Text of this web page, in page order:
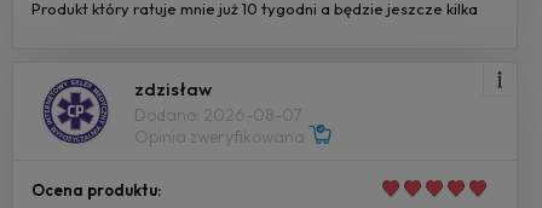
Produkt który ratuje mnie już 10 tygodni a będzie jeszcze kilka
zdzisław
Dodano: 2026-08-07
Opinia zweryfikowana
Ocena produktu: